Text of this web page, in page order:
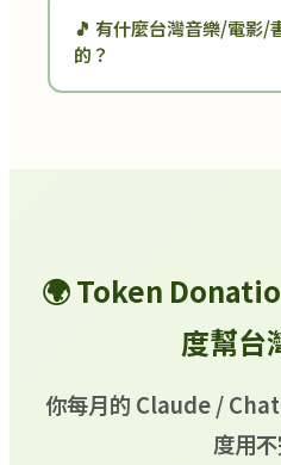
🎵 有什麼台灣音樂/電影/
的？
🌍 Token
度幫台
你每月的 Claude /
度用不